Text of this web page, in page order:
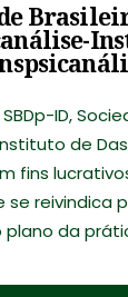
ID,
de
fins
reivindica
da